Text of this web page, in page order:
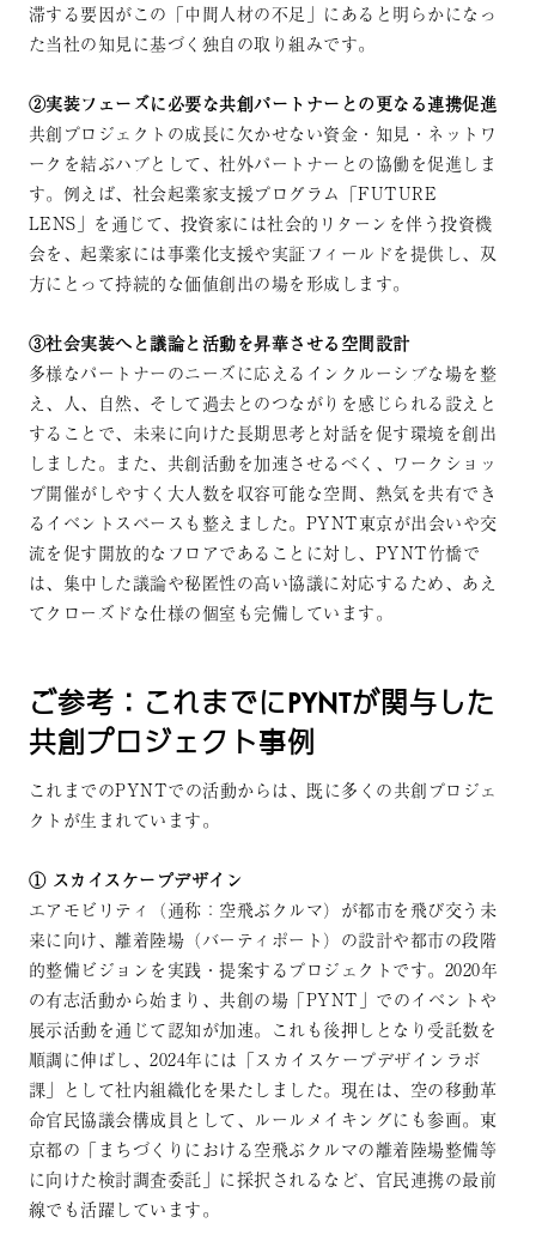
滞する要因がこの「中間人材の不足」にあると明らかになっ
た当社の知見に基づく独自の取り組みです。
②実装フェーズに必要な共創パートナーとの更なる連携促進
共創プロジェクトの成長に欠かせない資金・知見・ネットワ
ークを結ぶハブとして、社外パートナーとの協働を促進しま
す。例えば、社会起業家支援プログラム「FUTURE
LENS」を通じて、投資家には社会的リターンを伴う投資機
会を、起業家には事業化支援や実証フィールドを提供し、双
方にとって持続的な価値創出の場を形成します。
③社会実装へと議論と活動を昇華させる空間設計
多様なパートナーのニーズに応えるインクルーシブな場を整
え、人、自然、そして過去とのつながりを感じられる設えと
することで、未来に向けた長期思考と対話を促す環境を創出
しました。また、共創活動を加速させるべく、ワークショッ
プ開催がしやすく大人数を収容可能な空間、熱気を共有でき
るイベントスペースも整えました。PYNT東京が出会いや交
流を促す開放的なフロアであることに対し、PYNT竹橋で
は、集中した議論や秘匿性の高い協議に対応するため、あえ
てクローズドな仕様の個室も完備しています。
ご参考：これまでにPYNTが関与した
共創プロジェクト事例
これまでのPYNTでの活動からは、既に多くの共創プロジェ
クトが生まれています。
① スカイスケープデザイン
エアモビリティ（通称：空飛ぶクルマ）が都市を飛び交う未
来に向け、離着陸場（バーティポート）の設計や都市の段階
的整備ビジョンを実践・提案するプロジェクトです。2020年
の有志活動から始まり、共創の場「PYNT」でのイベントや
展示活動を通じて認知が加速。これも後押しとなり受託数を
順調に伸ばし、2024年には「スカイスケープデザインラボ
課」として社内組織化を果たしました。現在は、空の移動革
命官民協議会構成員として、ルールメイキングにも参画。東
京都の「まちづくりにおける空飛ぶクルマの離着陸場整備等
に向けた検討調査委託」に採択されるなど、官民連携の最前
線でも活躍しています。